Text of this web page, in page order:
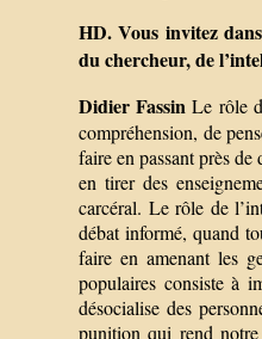
HD. Vous invitez
du chercheur, de
Didier Fassin Le rôle
compréhension, de
faire en passant près
en tirer des
carcéral. Le rôle de
débat informé, quand
faire en amenant les
populaires consiste à
désocialise des
punition qui rend